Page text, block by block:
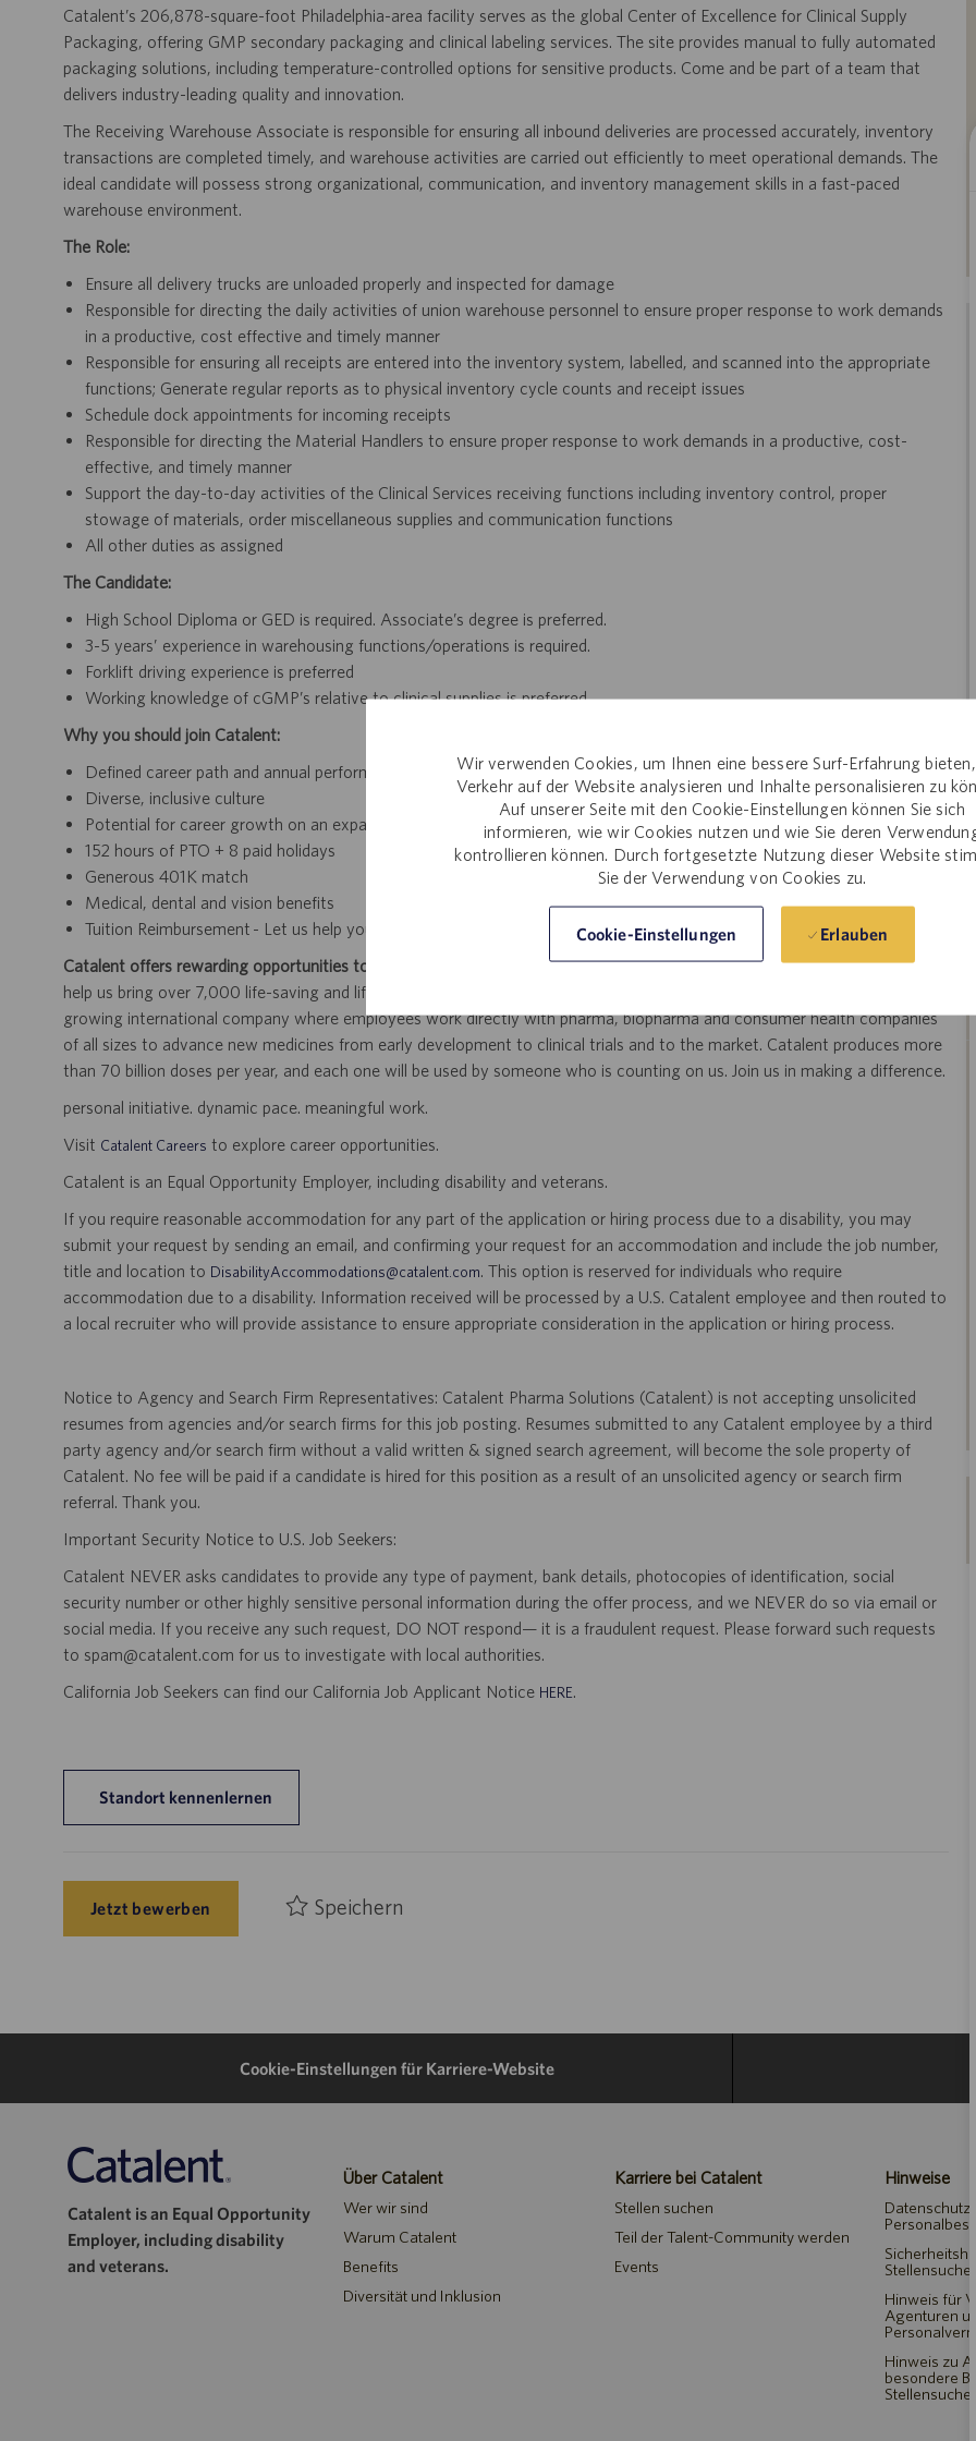
Wir verwenden Cookies, um Ihnen eine bessere Surf-Erfahrung
Verkehr auf der Website analysieren und Inhalte personalisieren zu
Auf unserer Seite mit den Cookie-Einstellungen können Sie sich
informieren, wie wir Cookies nutzen und wie Sie deren
kontrollieren können. Durch fortgesetzte Nutzung dieser Website
Sie der Verwendung von Cookies zu.
Cookie-Einstellungen Erlauben
Catalent’s 206,878-square-foot Philadelphia-area facility serves as the global Center of Excellence for Clinical Supply
Packaging, offering GMP secondary packaging and clinical labeling services. The site provides manual to fully automated
packaging solutions, including temperature-controlled options for sensitive products. Come and be part of a team that
delivers industry-leading quality and innovation.
The Receiving Warehouse Associate is responsible for ensuring all inbound deliveries are processed accurately, inventory
transactions are completed timely, and warehouse activities are carried out efficiently to meet operational demands. The
ideal candidate will possess strong organizational, communication, and inventory management skills in a fast-paced
warehouse environment.
The Role:
Ensure all delivery trucks are unloaded properly and inspected for damage
Responsible for directing the daily activities of union warehouse personnel to ensure proper response to work demands
in a productive, cost effective and timely manner
Responsible for ensuring all receipts are entered into the inventory system, labelled, and scanned into the appropriate
functions; Generate regular reports as to physical inventory cycle counts and receipt issues
Schedule dock appointments for incoming receipts
Responsible for directing the Material Handlers to ensure proper response to work demands in a productive, cost-
effective, and timely manner
Support the day-to-day activities of the Clinical Services receiving functions including inventory control, proper
stowage of materials, order miscellaneous supplies and communication functions
All other duties as assigned
The Candidate:
High School Diploma or GED is required. Associate’s degree is preferred.
3-5 years’ experience in warehousing functions/operations is required.
Forklift driving experience is preferred
Working knowledge of cGMP’s relative to clinical supplies is preferred
Why you should join Catalent:
Defined career path and annual performance review and feedback process
Diverse, inclusive culture
Potential for career growth on an expanding team within an organization dedicated to preserving and bettering lives
152 hours of PTO + 8 paid holidays
Generous 401K match
Medical, dental and vision benefits
Tuition Reimbursement - Let us help you finish your degree or start a new degree!
Catalent offers rewarding opportunities to further your career!
Join the global drug development and delivery leader and
help us bring over 7,000 life-saving and life-enhancing products to patients around the world. Catalent is an exciting and
growing international company where employees work directly with pharma, biopharma and consumer health companies
of all sizes to advance new medicines from early development to clinical trials and to the market. Catalent produces more
than 70 billion doses per year, and each one will be used by someone who is counting on us. Join us in making a difference.
personal initiative. dynamic pace. meaningful work.
Visit Catalent Careers to explore career opportunities.
Catalent is an Equal Opportunity Employer, including disability and veterans.
If you require reasonable accommodation for any part of the application or hiring process due to a disability, you may
submit your request by sending an email, and confirming your request for an accommodation and include the job number,
title and location to DisabilityAccommodations@catalent.com. This option is reserved for individuals who require
accommodation due to a disability. Information received will be processed by a U.S. Catalent employee and then routed to
a local recruiter who will provide assistance to ensure appropriate consideration in the application or hiring process.
Notice to Agency and Search Firm Representatives: Catalent Pharma Solutions (Catalent) is not accepting unsolicited
resumes from agencies and/or search firms for this job posting. Resumes submitted to any Catalent employee by a third
party agency and/or search firm without a valid written & signed search agreement, will become the sole property of
Catalent. No fee will be paid if a candidate is hired for this position as a result of an unsolicited agency or search firm
referral. Thank you.
Important Security Notice to U.S. Job Seekers:
Catalent NEVER asks candidates to provide any type of payment, bank details, photocopies of identification, social
security number or other highly sensitive personal information during the offer process, and we NEVER do so via email or
social media. If you receive any such request, DO NOT respond— it is a fraudulent request. Please forward such requests
to spam@catalent.com for us to investigate with local authorities.
California Job Seekers can find our California Job Applicant Notice HERE.
Standort kennenlernen
Jetzt bewerben Speichern
Cookie-Einstellungen für Karriere-Website
Catalent is an Equal Opportunity
Employer, including disability
and veterans.
Über Catalent
Wer wir sind
Warum Catalent
Benefits
Diversität und Inklusion
Karriere bei Catalent
Stellen suchen
Teil der Talent-Community werden
Events
Hinweise
Hinweis für
Agenturen
Hinweis zu
besondere